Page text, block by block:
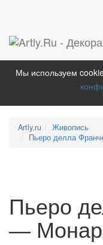
Мы используем
Artly.ru
Живопись
Пьеро делла
Пьеро
—